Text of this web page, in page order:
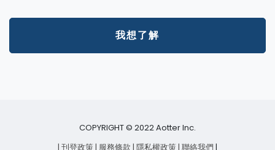
我想了解
COPYRIGHT © 2022 Aotter Inc.
| 刊登政策| 服務條款 | 隱私權政策| 聯絡我們 |